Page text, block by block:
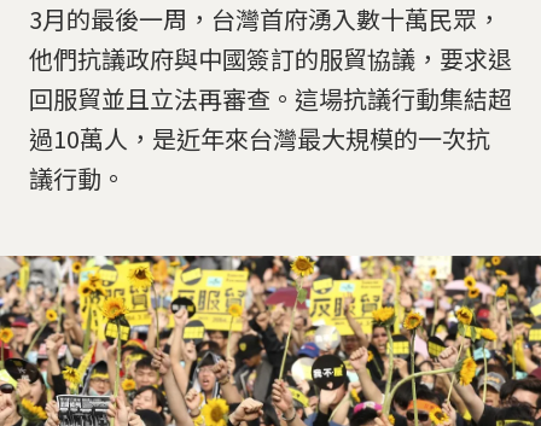
3月的最後一周，台灣首府湧入數十萬民眾，
他們抗議政府與中國簽訂的服貿協議，要求退
回服貿並且立法再審查。這場抗議行動集結超
過10萬人，是近年來台灣最大規模的一次抗
議行動。